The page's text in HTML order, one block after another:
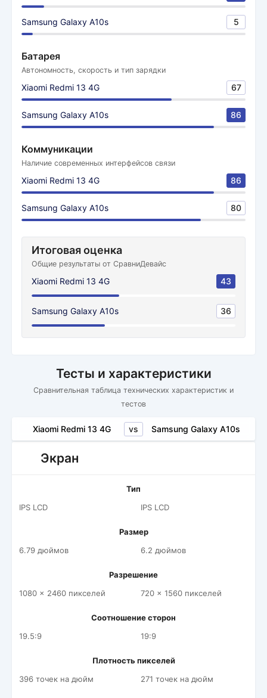
Samsung Galaxy A10s 5
Батарея
Автономность, скорость и тип зарядки
Xiaomi Redmi 13 4G 67
Samsung Galaxy A10s 86
Коммуникации
Наличие современных интерфейсов связи
Xiaomi Redmi 13 4G 86
Samsung Galaxy A10s 80
Итоговая оценка
Общие результаты от СравниДевайс
Xiaomi Redmi 13 4G 43
Samsung Galaxy A10s 36
Тесты и характеристики
Сравнительная таблица технических характеристик и
тестов
Xiaomi Redmi 13 4G vs Samsung Galaxy A10s
Экран
Тип
IPS LCD
IPS LCD
Размер
6.79 дюймов
6.2 дюймов
Разрешение
1080 x 2460 пикселей
720 x 1560 пикселей
Соотношение сторон
19.5:9
19:9
Плотность пикселей
396 точек на дюйм
271 точек на дюйм